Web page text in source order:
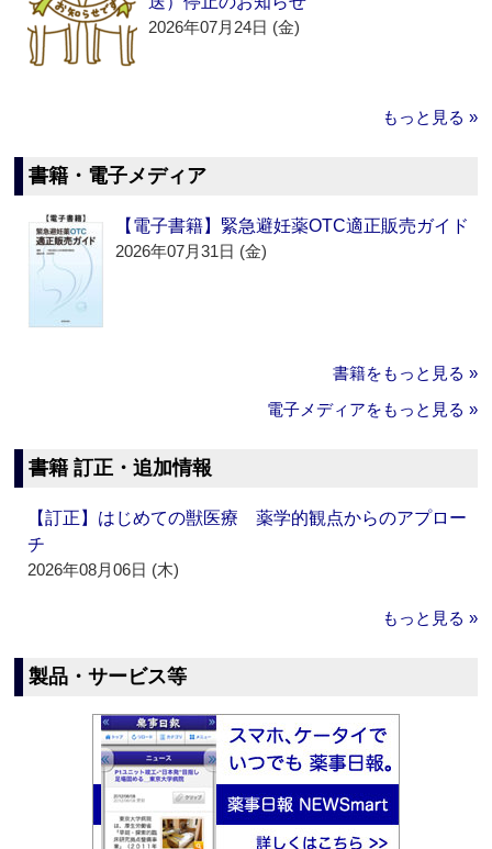
2026年07月24日 (金)
もっと見る »
書籍・電子メディア
【電子書籍】緊急避妊薬OTC適正販売ガイド
2026年07月31日 (金)
書籍をもっと見る »
電子メディアをもっと見る »
書籍 訂正・追加情報
【訂正】はじめての獣医療 薬学的観点からのアプロー
チ
2026年08月06日 (木)
もっと見る »
製品・サービス等